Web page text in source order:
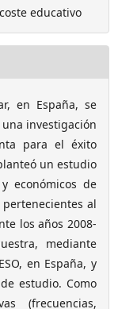
educativo
en España, se
investigación
para el éxito
un estudio
económicos de
al
los años 2008-
mediante
en España, y
estudio. Como
(frecuencias,